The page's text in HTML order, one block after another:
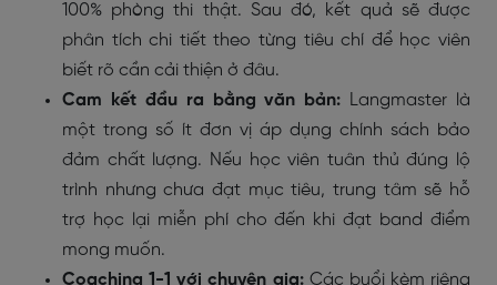
100% phòng thi thật. Sau đó, kết quả sẽ được
phân tích chi tiết theo từng tiêu chí để học viên
biết rõ cần cải thiện ở đâu.
Cam kết đầu ra bằng văn bản: Langmaster là
một trong số ít đơn vị áp dụng chính sách bảo
đảm chất lượng. Nếu học viên tuân thủ đúng lộ
trình nhưng chưa đạt mục tiêu, trung tâm sẽ hỗ
trợ học lại miễn phí cho đến khi đạt band điểm
mong muốn.
Coaching 1-1 với chuyên gia: Các buổi kèm riêng